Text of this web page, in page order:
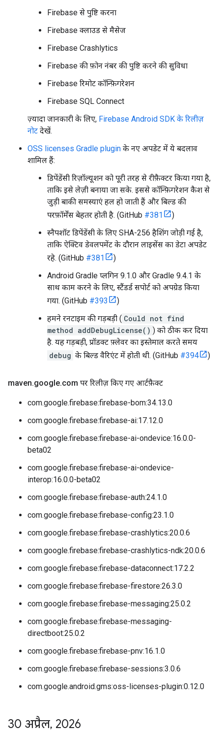
Firebase से पुष्टि करना
Firebase क्लाउड से मैसेज
Firebase Crashlytics
Firebase की फ़ोन नंबर की पुष्टि करने की सुविधा
Firebase रिमोट कॉन्फ़िगरेशन
Firebase SQL Connect
ज़्यादा जानकारी के लिए, Firebase Android SDK के रिलीज़
नोट देखें.
OSS licenses Gradle plugin के नए अपडेट में ये बदलाव
शामिल हैं:
डिपेंडेंसी रिज़ॉल्यूशन को पूरी तरह से रीफ़ैक्टर किया गया है,
ताकि इसे लेज़ी बनाया जा सके. इससे कॉन्फ़िगरेशन कैश से
जुड़ी बाकी समस्याएं हल हो जाती हैं और बिल्ड की
परफ़ॉर्मेंस बेहतर होती है. (GitHub #381
)
स्नैपशॉट डिपेंडेंसी के लिए SHA-256 हैशिंग जोड़ी गई है,
ताकि ऐक्टिव डेवलपमेंट के दौरान लाइसेंस का डेटा अपडेट
रहे. (GitHub #381
)
Android Gradle प्लगिन 9.1.0 और Gradle 9.4.1 के
साथ काम करने के लिए, स्टैंडर्ड सपोर्ट को अपग्रेड किया
गया. (GitHub #393
)
हमने रनटाइम की गड़बड़ी ( Could not find
method addDebugLicense() ) को ठीक कर दिया
है. यह गड़बड़ी, प्रॉडक्ट फ़्लेवर का इस्तेमाल करते समय
debug के बिल्ड वैरिएंट में होती थी. (GitHub #394 )
maven.google.com पर रिलीज़ किए गए आर्टफ़ैक्ट
com.google.firebase:firebase-bom:34.13.0
com.google.firebase:firebase-ai:17.12.0
com.google.firebase:firebase-ai-ondevice:16.0.0-
beta02
com.google.firebase:firebase-ai-ondevice-
interop:16.0.0-beta02
com.google.firebase:firebase-auth:24.1.0
com.google.firebase:firebase-config:23.1.0
com.google.firebase:firebase-crashlytics:20.0.6
com.google.firebase:firebase-crashlytics-ndk:20.0.6
com.google.firebase:firebase-dataconnect:17.2.2
com.google.firebase:firebase-firestore:26.3.0
com.google.firebase:firebase-messaging:25.0.2
com.google.firebase:firebase-messaging-
directboot:25.0.2
com.google.firebase:firebase-pnv:16.1.0
com.google.firebase:firebase-sessions:3.0.6
com.google.android.gms:oss-licenses-plugin:0.12.0
30 अप्रैल, 2026